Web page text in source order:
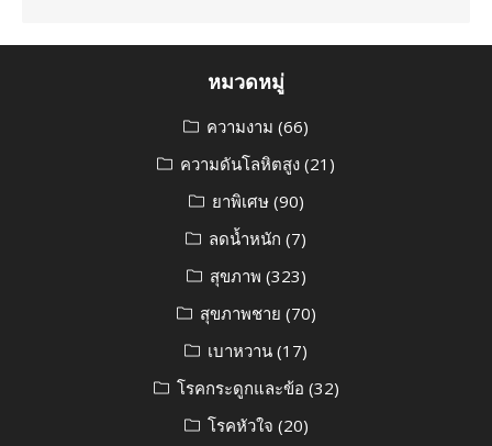
หมวดหมู่
ความงาม (66)
ความดันโลหิตสูง (21)
ยาพิเศษ(90)
ลดน้ำหนัก (7)
สุขภาพ (323)
สุขภาพชาย (70)
เบาหวาน (17)
โรคกระดูกและข้อ (32)
โรคหัวใจ (20)